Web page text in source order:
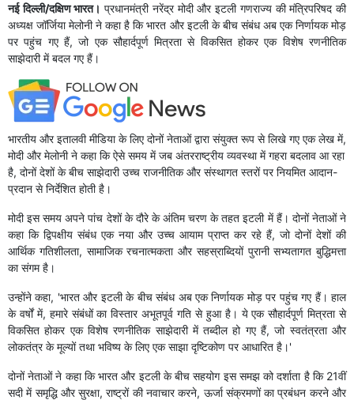
नई दिल्ली/दक्षिण भारत। प्रधानमंत्री नरेंद्र मोदी और इटली गणराज्य की मंत्रिपरिषद की
अध्यक्ष जॉर्जिया मेलोनी ने कहा है कि भारत और इटली के बीच संबंध अब एक निर्णायक मोड़
पर पहुंच गए हैं, जो एक सौहार्दपूर्ण मित्रता से विकसित होकर एक विशेष रणनीतिक
साझेदारी में बदल गए हैं।
भारतीय और इतालवी मीडिया के लिए दोनों नेताओं द्वारा संयुक्त रूप से लिखे गए एक लेख में,
मोदी और मेलोनी ने कहा कि ऐसे समय में जब अंतरराष्ट्रीय व्यवस्था में गहरा बदलाव आ रहा
है, दोनों देशों के बीच साझेदारी उच्च राजनीतिक और संस्थागत स्तरों पर नियमित आदान-
प्रदान से निर्देशित होती है।
मोदी इस समय अपने पांच देशों के दौरे के अंतिम चरण के तहत इटली में हैं। दोनों नेताओं ने
कहा कि द्विपक्षीय संबंध एक नया और उच्च आयाम प्राप्त कर रहे हैं, जो दोनों देशों की
आर्थिक गतिशीलता, सामाजिक रचनात्मकता और सहस्राब्दियों पुरानी सभ्यतागत बुद्धिमत्ता
का संगम है।
उन्होंने कहा, 'भारत और इटली के बीच संबंध अब एक निर्णायक मोड़ पर पहुंच गए हैं। हाल
के वर्षों में, हमारे संबंधों का विस्तार अभूतपूर्व गति से हुआ है। ये एक सौहार्दपूर्ण मित्रता से
विकसित होकर एक विशेष रणनीतिक साझेदारी में तब्दील हो गए हैं, जो स्वतंत्रता और
लोकतंत्र के मूल्यों तथा भविष्य के लिए एक साझा दृष्टिकोण पर आधारित है।'
दोनों नेताओं ने कहा कि भारत और इटली के बीच सहयोग इस समझ को दर्शाता है कि 21वीं
सदी में समृद्धि और सुरक्षा, राष्ट्रों की नवाचार करने, ऊर्जा संक्रमणों का प्रबंधन करने और